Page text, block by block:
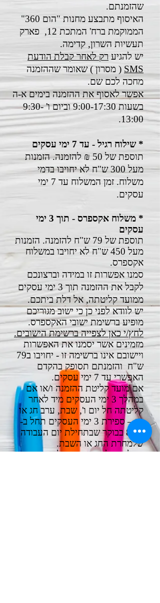
שהזמנתם.
האיסוף מתבצע מחנות "הום 360"
הממוקמת ברח' המתכת 12, פארק
תעשיות השרון, קדימה.
יש להגיע רק לאחר קבלת הודעת
SMS ( מסרון ) שאומר שההזמנה
מחכה לכם שם.
אפשר לאסוף את ההזמנה בימים א-ה
בשעות 9:00-17:30 וביום ו' 9:30-
13:00.
* שילוח רגיל - עד 7 ימי עסקים
תוספת של 50
₪ להזמנה. הזמנות
מעל 300 ש"ח לא יחויבו בדמי
משלוח.
זמן המשלוח עד 7 ימי
עסקים.
* משלוח אקספרס - תוך 3 ימי
עסקים
תוספת של 79 ש"ח להזמנה.
הזמנות
מעל 450 ש"ח לא יחויבו במשלוח
אקספרס.
סמנו אפשרות זו במידה וברצונכם
לקבל את ההזמנה תוך 3 ימי עסקים
ממועד קליטתה, אל דלת ביתכם.
יש לוודא לפני כן כי ישוב מגוריכם
מופיע ברשימת ישובי האקספרס.
לחץ/י כאן לצפייה ברשימת הישובים.
מזמינים אשר יסמנו את האפשרות
ויישובם אינו ברשימה זו - יחויבו ב79
ש"ח והזמנתם תסופק בהקדם
האפשרי עד 7 ימי עסקים.
אם מועד קליטת ההזמנה ו/או אם
במהלך 3 ימי העסקים מיד לאחר
קליטתה חל יום ו', שבת, ערב חג או
חג – ספירת 3 ימי העסקים תחל ב-
8:00 בבוקר שבתחילת יום העבודה
שלמחרת החג או השבת.
יש לשים לב כי במידה ולא יהיה מי